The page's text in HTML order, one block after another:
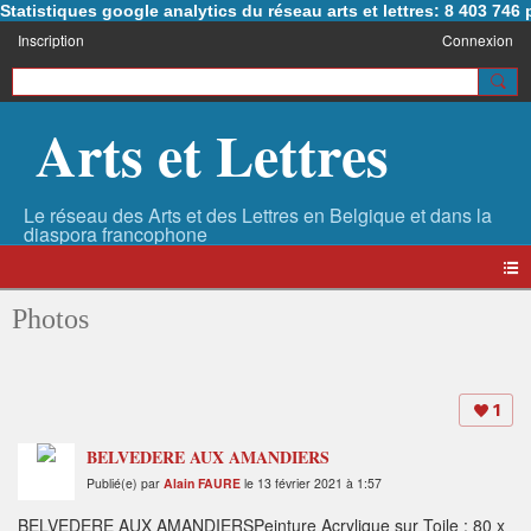
Statistiques google analytics du réseau arts et lettres: 8 403 746
Inscription Connexion
Arts et Lettres
Photos
1
BELVEDERE AUX AMANDIERS
Publié(e) par Alain FAURE le 13 février 2021 à 1:57
BELVEDERE AUX AMANDIERSPeinture Acrylique sur Toile : 80 x